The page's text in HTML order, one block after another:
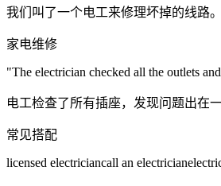
我们叫了一个电工来修理坏掉的线路。
家电维修
"The electrician checked all the outlets
电工检查了所有插座，发现问题出在
常见搭配
licensed electriciancall an electrician